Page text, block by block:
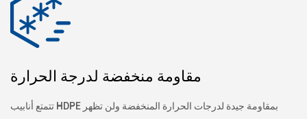
مقاومة منخفضة لدرجة الحرارة
تتمتع أنابيب HDPE بمقاومة جيدة لدرجات الحرارة المنخفضة ولن تظهر